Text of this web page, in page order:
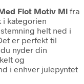
Flot Motiv Ml fra
i kategorien
helt ned i
er perfekt til
nyder din
og
i enhver julepyntet